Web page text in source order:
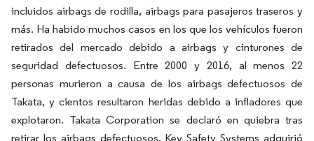
incluidos airbags de rodilla, airbags para pasajeros traseros y
más. Ha habido muchos casos en los que los vehículos fueron
retirados del mercado debido a airbags y cinturones de
seguridad defectuosos. Entre 2000 y 2016, al menos 22
personas murieron a causa de los airbags defectuosos de
Takata, y cientos resultaron heridas debido a infladores que
explotaron. Takata Corporation se declaró en quiebra tras
retirar los airbags defectuosos. Key Safety Systems adquirió